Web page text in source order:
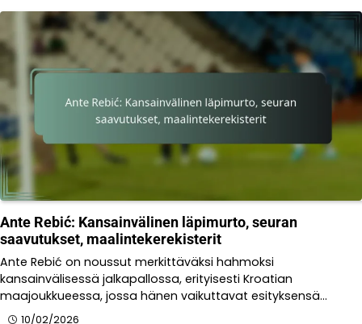
Ante Rebić: Kansainvälinen läpimurto, seuran
saavutukset, maalintekerekisterit
Ante Rebić on noussut merkittäväksi hahmoksi
kansainvälisessä jalkapallossa, erityisesti Kroatian
maajoukkueessa, jossa hänen vaikuttavat esityksensä…
10/02/2026